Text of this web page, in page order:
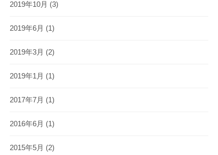
2019年10月 (3)
2019年6月 (1)
2019年3月 (2)
2019年1月 (1)
2017年7月 (1)
2016年6月 (1)
2015年5月 (2)